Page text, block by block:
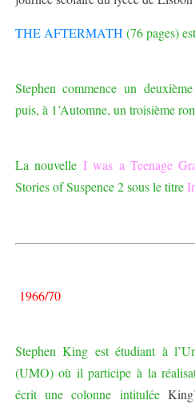
THE AFTERMATH (76 pages)
Stephen commence un
puis, à 1’Automne, un troisième
La nouvelle I was a Teenage
Stories of Suspence 2 sous le titre
1966/70
Stephen King est étudiant à
(UMO) où il participe à la
écrit une colonne intitulée